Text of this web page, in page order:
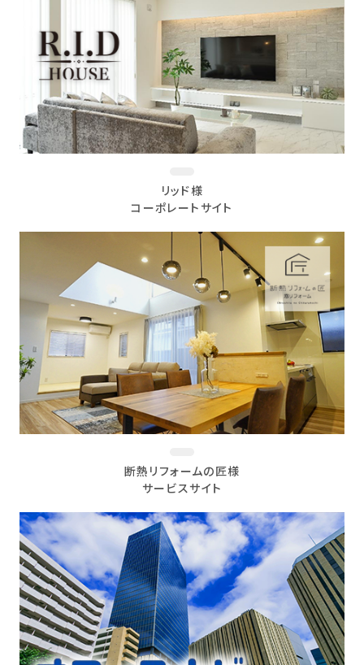
リッド様
コーポレートサイト
断熱リフォームの匠様
サービスサイト